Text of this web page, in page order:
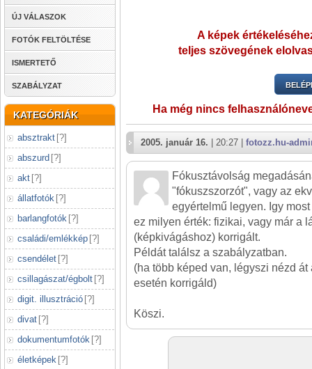
ÚJ VÁLASZOK
FOTÓK FELTÖLTÉSE
ISMERTETŐ
SZABÁLYZAT
KATEGÓRIÁK
absztrakt [?]
abszurd [?]
akt [?]
állatfotók [?]
barlangfotók [?]
családi/emlékkép [?]
csendélet [?]
csillagászat/égbolt [?]
digit. illusztráció [?]
divat [?]
dokumentumfotók [?]
életképek [?]
A képek
teljes szövegének
Ha még nincs
2005. január 16. | 20:27 | fotozz.hu-
Fókusztávolság
"fókuszszorzót", vagy az
egyértelmű legyen. Igy
ez milyen érték: fizikai, vagy már a
(képkivágáshoz) korrigált.
Példát találsz a szabályzatban.
(ha több képed van, légyszi nézd
esetén korrigáld)
Köszi.